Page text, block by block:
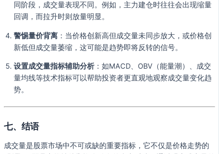
同阶段，成交量表现不同。例如，主力建仓时往往会出现缩量
回调，而拉升时则放量明显。
警惕量价背离 ：当价格创新高但成交量未同步放大，或价格创
新低但成交量萎缩，这可能是趋势即将反转的信号。
设置成交量指标辅助分析 ：如MACD、OBV（能量潮）、成交
量均线等技术指标可以帮助投资者更直观地观察成交量变化趋
势。
七、结语
成交量是股票市场中不可或缺的重要指标，它不仅是价格走势的